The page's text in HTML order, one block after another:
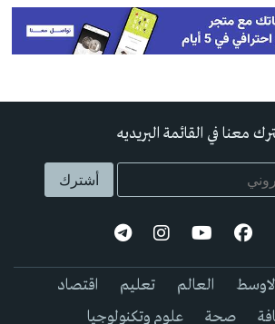
معنا في القائمة البريديه
العالم تعليم
اقتصاد
صحة علوم وتكنولوجيا